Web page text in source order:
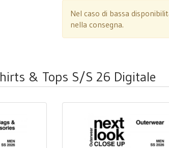
Nel caso di bassa
nella consegna.
& Tops S/S 26 Digitale